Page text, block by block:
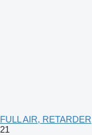
FULL AIR,
21